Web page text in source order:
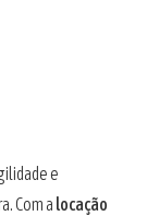
e
Com a locação